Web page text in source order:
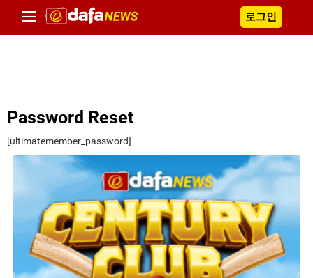
로그인
Password Reset
[ultimatemember_password]